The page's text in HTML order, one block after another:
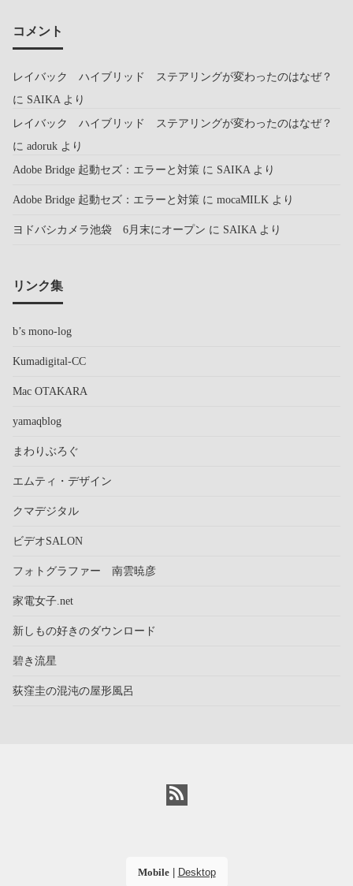
コメント
レイバック ハイブリッド ステアリングが変わったのはなぜ？
に SAIKA より
レイバック ハイブリッド ステアリングが変わったのはなぜ？
に adoruk より
Adobe Bridge 起動セズ：エラーと対策 に SAIKA より
Adobe Bridge 起動セズ：エラーと対策 に mocaMILK より
ヨドバシカメラ池袋 6月末にオープン に SAIKA より
リンク集
b’s mono-log
Kumadigital-CC
Mac OTAKARA
yamaqblog
まわりぶろぐ
エムティ・デザイン
クマデジタル
ビデオSALON
フォトグラファー 南雲暁彦
家電女子.net
新しもの好きのダウンロード
碧き流星
荻窪圭の混沌の屋形風呂
Mobile| Desktop